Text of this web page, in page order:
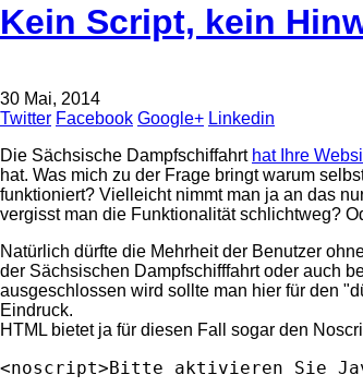
Kein Script, kein
30 Mai, 2014
Twitter Facebook Google+ Linkedin
Die Sächsische Dampfschiffahrt hat Ihre
hat. Was mich zu der Frage bringt warum
funktioniert? Vielleicht nimmt man ja an das
vergisst man die Funktionalität schlichtweg?
Natürlich dürfte die Mehrheit der Benutzer
der Sächsischen Dampfschifffahrt oder auch
ausgeschlossen wird sollte man hier für den
Eindruck.
HTML bietet ja für diesen Fall sogar den
<noscript>Bitte aktivieren Sie